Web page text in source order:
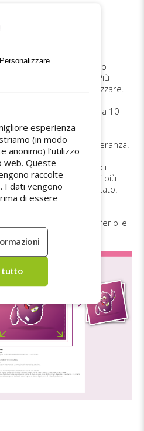
design
con un bordo colorato
qui sotto. Più
risulta difficile da realizzare.
bordo stampato sarà
rispetto a un adesivo da 10
verificarsi una lieve tolleranza.
un margine di
Sugli adesivi piccoli
rispetto ai formati più
completamente evitato.
attentamente se
di inserirlo, è preferibile
Personalizzare
esperienza
(in modo
anonimo) l’utilizzo
web. Queste
raccolte
I dati vengono
di essere